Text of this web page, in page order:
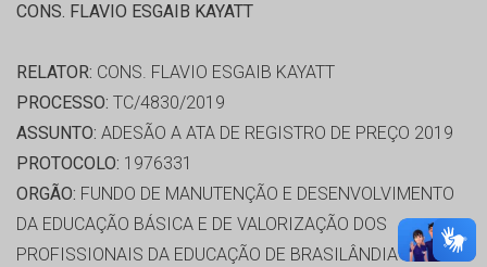
CONS. FLAVIO ESGAIB KAYATT
RELATOR: CONS. FLAVIO ESGAIB KAYATT
PROCESSO: TC/4830/2019
ASSUNTO: ADESÃO A ATA DE REGISTRO DE PREÇO 2019
PROTOCOLO: 1976331
ORGÃO: FUNDO DE MANUTENÇÃO E DESENVOLVIMENTO
DA EDUCAÇÃO BÁSICA E DE VALORIZAÇÃO DOS
PROFISSIONAIS DA EDUCAÇÃO DE BRASILÂNDIA